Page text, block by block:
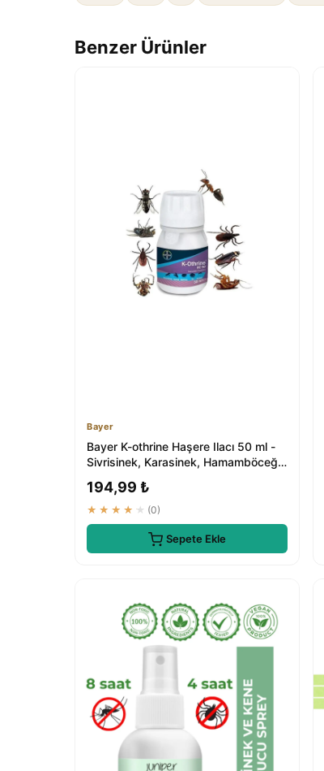
Benzer Ürünler
Bayer
Bayer K-othrine Haşere Ilacı 50 ml -
Sivrisinek, Karasinek, Hamamböceği,
194,99 ₺
★★★★★ (0)
Sepete Ekle